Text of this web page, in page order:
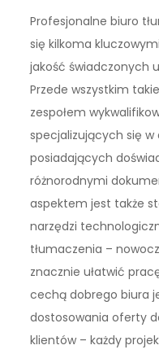
Profesjonalne biuro
się kilkoma
jakość świadczonych
Przede wszystkim
zespołem
specjalizujących się w
posiadających
różnorodnymi
aspektem jest także
narzędzi
tłumaczenia –
znacznie ułatwić
cechą dobrego biura
dostosowania oferty
klientów – każdy